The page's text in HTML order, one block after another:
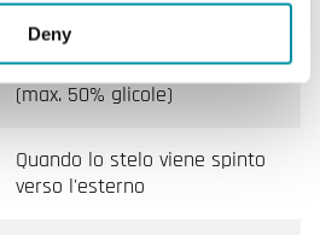
Deny
Acqua calda, Acqua fredda,
Acqua miscelata con glicole
(max. 50% glicole)
Quando lo stelo viene spinto
verso l'esterno